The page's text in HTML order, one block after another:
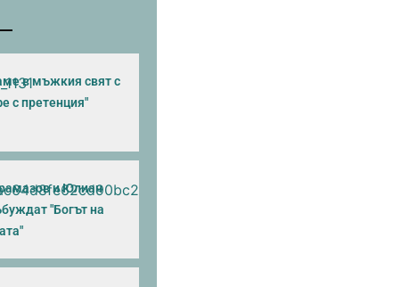
в мъжкия свят с
с претенция"
и Юлиан
"Богът на